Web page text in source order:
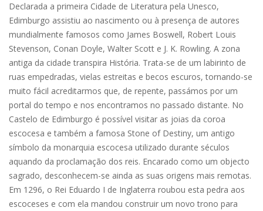
Declarada a primeira Cidade de Literatura pela Unesco,
Edimburgo assistiu ao nascimento ou à presença de autores
mundialmente famosos como James Boswell, Robert Louis
Stevenson, Conan Doyle, Walter Scott e J. K. Rowling. A zona
antiga da cidade transpira História. Trata-se de um labirinto de
ruas empedradas, vielas estreitas e becos escuros, tornando-se
muito fácil acreditarmos que, de repente, passámos por um
portal do tempo e nos encontramos no passado distante. No
Castelo de Edimburgo é possível visitar as joias da coroa
escocesa e também a famosa Stone of Destiny, um antigo
símbolo da monarquia escocesa utilizado durante séculos
aquando da proclamação dos reis. Encarado como um objecto
sagrado, desconhecem-se ainda as suas origens mais remotas.
Em 1296, o Rei Eduardo I de Inglaterra roubou esta pedra aos
escoceses e com ela mandou construir um novo trono para